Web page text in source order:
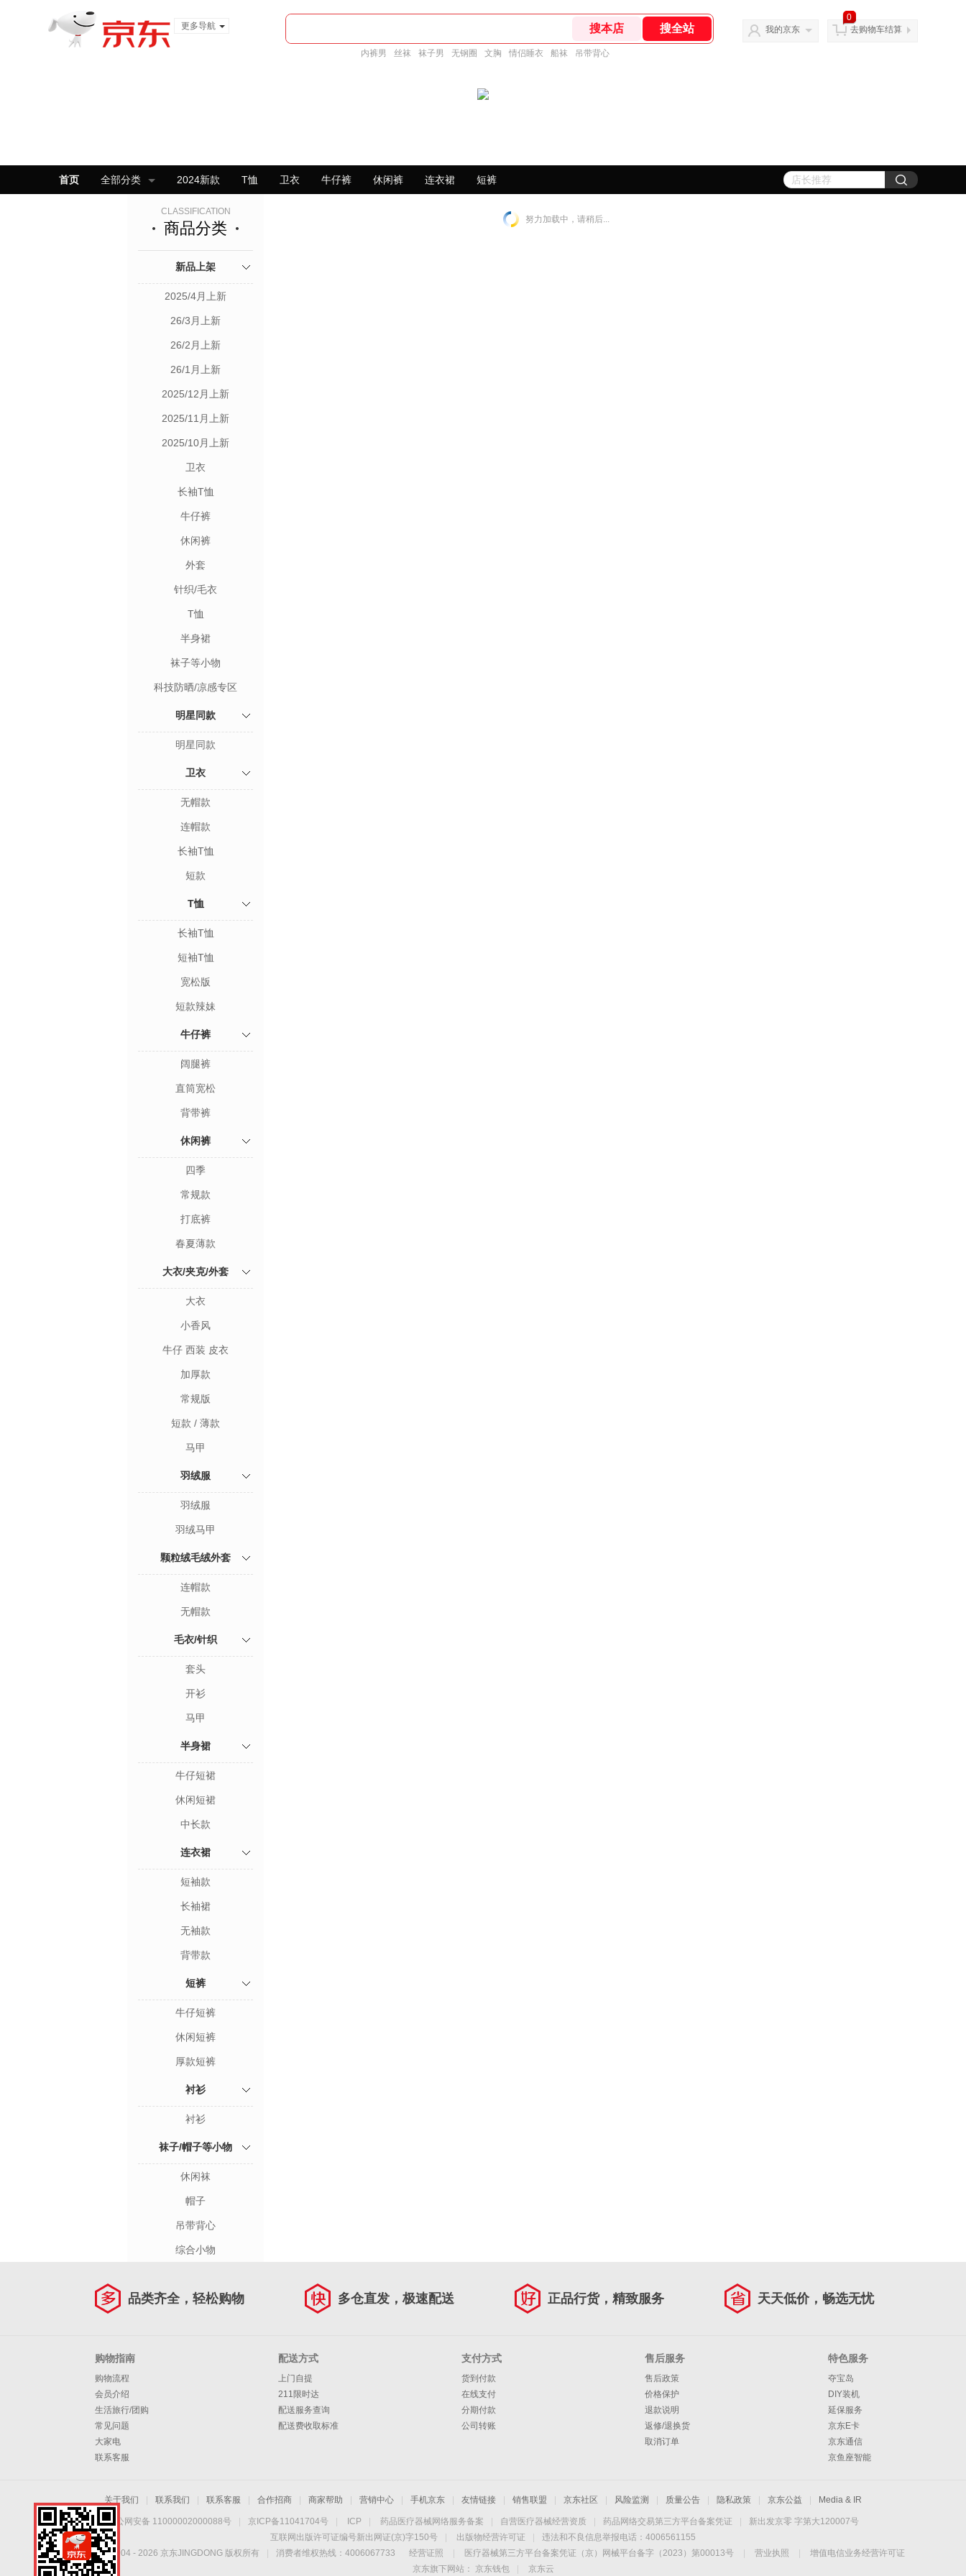
更多导航
内裤男 丝袜 袜子男 无钢圈 文胸 情侣睡衣 船袜 吊带背心
我的京东
0
去购物车结算
首页 全部分类 2024新款 T恤 卫衣 牛仔裤 休闲裤 连衣裙 短裤
CLASSIFICATION
商品分类
新品上架
2025/4月上新
26/3月上新
26/2月上新
26/1月上新
2025/12月上新
2025/11月上新
2025/10月上新
卫衣
长袖T恤
牛仔裤
休闲裤
外套
针织/毛衣
T恤
半身裙
袜子等小物
科技防晒/凉感专区
明星同款
明星同款
卫衣
无帽款
连帽款
长袖T恤
短款
T恤
长袖T恤
短袖T恤
宽松版
短款辣妹
牛仔裤
阔腿裤
直筒宽松
背带裤
休闲裤
四季
常规款
打底裤
春夏薄款
大衣/夹克/外套
大衣
小香风
牛仔 西装 皮衣
加厚款
常规版
短款 / 薄款
马甲
羽绒服
羽绒服
羽绒马甲
颗粒绒毛绒外套
连帽款
无帽款
毛衣/针织
套头
开衫
马甲
半身裙
牛仔短裙
休闲短裙
中长款
连衣裙
短袖款
长袖裙
无袖款
背带款
短裤
牛仔短裤
休闲短裤
厚款短裤
衬衫
衬衫
袜子/帽子等小物
休闲袜
帽子
吊带背心
综合小物
努力加载中，请稍后...
品类齐全，轻松购物 多仓直发，极速配送 正品行货，精致服务 天天低价，畅选无忧
购物指南
购物流程
会员介绍
生活旅行/团购
常见问题
大家电
联系客服
配送方式
上门自提
211限时达
配送服务查询
配送费收取标准
支付方式
货到付款
在线支付
分期付款
公司转账
售后服务
售后政策
价格保护
退款说明
返修/退换货
取消订单
特色服务
夺宝岛
DIY装机
延保服务
京东E卡
京东通信
京鱼座智能
关于我们 联系我们 联系客服 合作招商 商家帮助 营销中心 手机京东 友情链接 销售联盟 京东社区 风险监测 质量公告 隐私政策 京东公益 Media & IR
京公网安备 11000002000088号 京ICP备11041704号 ICP 药品医疗器械网络服务备案 自营医疗器械经营资质 药品网络交易第三方平台备案凭证
新出发京零 字第大120007号
互联网出版许可证编号新出网证(京)字150号
出版物经营许可证
违法和不良信息举报电话：4006561155
Copyright © 2004 - 2026 京东JINGDONG 版权所有 消费者维权热线：4006067733 经营证照 医疗器械第三方平台备案凭证（京）网械平台备字（2023）第00013号 营业执照
增值电信业务经营许可证
京东旗下网站：
京东钱包 京东云